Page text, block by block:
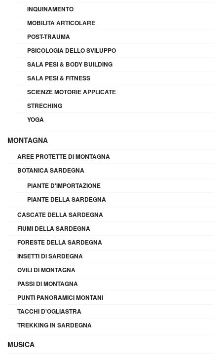
INQUINAMENTO
MOBILITÀ ARTICOLARE
POST-TRAUMA
PSICOLOGIA DELLO SVILUPPO
SALA PESI & BODY BUILDING
SALA PESI & FITNESS
SCIENZE MOTORIE APPLICATE
STRECHING
YOGA
MONTAGNA
AREE PROTETTE DI MONTAGNA
BOTANICA SARDEGNA
PIANTE D'IMPORTAZIONE
PIANTE DELLA SARDEGNA
CASCATE DELLA SARDEGNA
FIUMI DELLA SARDEGNA
FORESTE DELLA SARDEGNA
INSETTI DI SARDEGNA
OVILI DI MONTAGNA
PASSI DI MONTAGNA
PUNTI PANORAMICI MONTANI
TACCHI D'OGLIASTRA
TREKKING IN SARDEGNA
MUSICA